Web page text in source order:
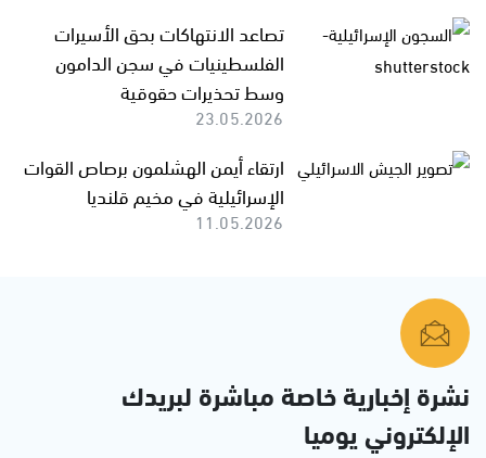
تصاعد الانتهاكات بحق الأسيرات
الفلسطينيات في سجن الدامون
وسط تحذيرات حقوقية
23.05.2026
ارتقاء أيمن الهشلمون برصاص القوات
الإسرائيلية في مخيم قلنديا
11.05.2026
نشرة إخبارية خاصة مباشرة لبريدك
الإلكتروني يوميا